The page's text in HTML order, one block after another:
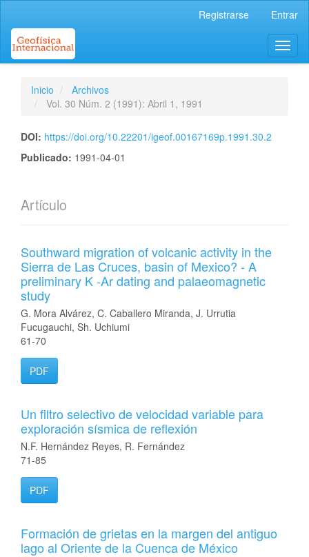
Contenido
principal
Barra
Registrarse Entrar
Inicio
Archivos
Vol. 30 Núm. 2 (1991): Abril 1, 1991
DOI: https://doi.org/10.22201/igeof.00167169p.1991.30.2
Publicado: 1991-04-01
Artículo
Southward migration of volcanic activity in the
Sierra de Las Cruces, basin of Mexico? - A
preliminary K -Ar dating and palaeomagnetic
study
G. Mora Alvárez, C. Caballero Miranda, J. Urrutia
Fucugauchi, Sh. Uchiumi
61-70
PDF
Un filtro selectivo de velocidad variable para
exploración sísmica de reflexión
N.F. Hernández Reyes, R. Fernández
71-85
PDF
Formación de grietas en la margen del antiguo
lago al Oriente de la Cuenca de México